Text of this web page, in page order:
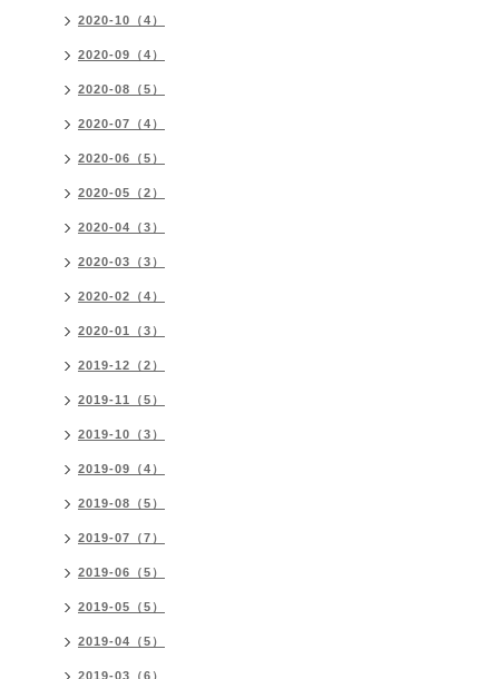
2020-10（4）
2020-09（4）
2020-08（5）
2020-07（4）
2020-06（5）
2020-05（2）
2020-04（3）
2020-03（3）
2020-02（4）
2020-01（3）
2019-12（2）
2019-11（5）
2019-10（3）
2019-09（4）
2019-08（5）
2019-07（7）
2019-06（5）
2019-05（5）
2019-04（5）
2019-03（6）